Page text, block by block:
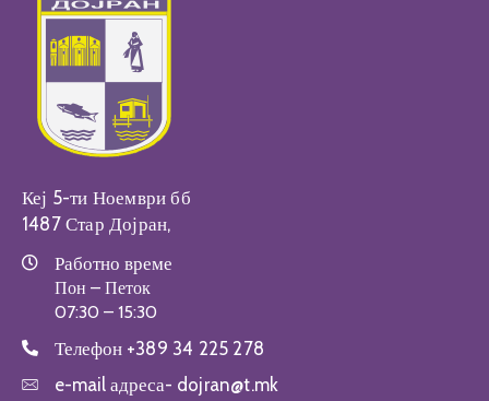
Кеј 5-ти Ноември бб
1487 Стар Дојран,
Работно време
Пон – Петок
07:30 – 15:30
Телефон +389 34 225 278
e-mail адреса- dojran@t.mk